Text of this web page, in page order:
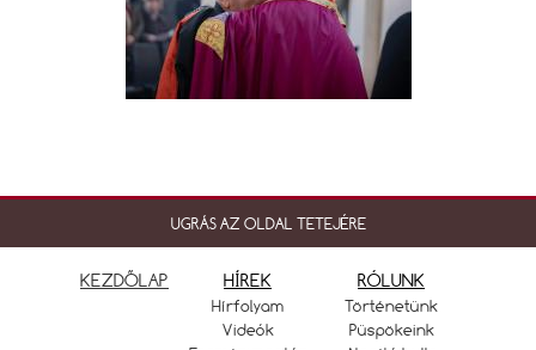
UGRÁS AZ OLDAL TETEJÉRE
KEZDŐLAP HÍREK
Hírfolyam
Videók
RÓLUNK
Történetünk
Püspökeink